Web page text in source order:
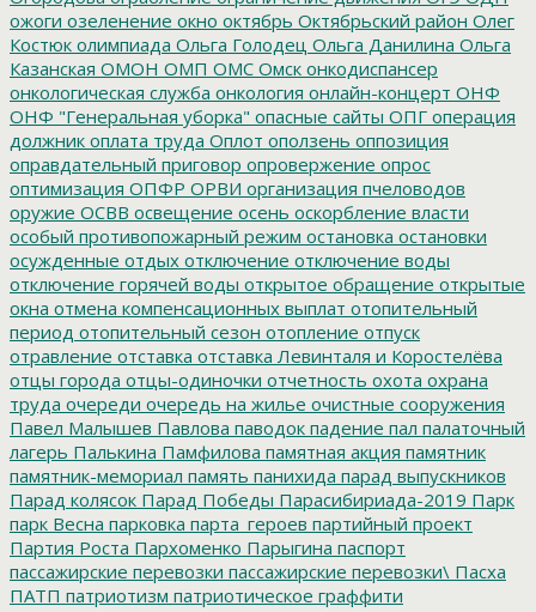
ожоги озеленение окно октябрь Октябрьский район Олег
Костюк олимпиада Ольга Голодец Ольга Данилина Ольга
Казанская ОМОН ОМП ОМС Омск онкодиспансер
онкологическая служба онкология онлайн-концерт ОНФ
ОНФ "Генеральная уборка" опасные сайты ОПГ операция
должник оплата труда Оплот оползень оппозиция
оправдательный приговор опровержение опрос
оптимизация ОПФР ОРВИ организация пчеловодов
оружие ОСВВ освещение осень оскорбление власти
особый противопожарный режим остановка остановки
осужденные отдых отключение отключение воды
отключение горячей воды открытое обращение открытые
окна отмена компенсационных выплат отопительный
период отопительный сезон отопление отпуск
отравление отставка отставка Левинталя и Коростелёва
отцы города отцы-одиночки отчетность охота охрана
труда очереди очередь на жилье очистные сооружения
Павел Малышев Павлова паводок падение пал палаточный
лагерь Палькина Памфилова памятная акция памятник
памятник-мемориал память панихида парад выпускников
Парад колясок Парад Победы Парасибириада-2019 Парк
парк Весна парковка парта_героев партийный проект
Партия Роста Пархоменко Парыгина паспорт
пассажирские перевозки пассажирские перевозки\ Пасха
ПАТП патриотизм патриотическое граффити